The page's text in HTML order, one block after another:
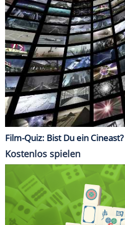
Film-Quiz: Bist Du ein Cineast?
Kostenlos spielen